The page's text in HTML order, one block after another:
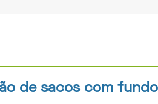
de sacos com